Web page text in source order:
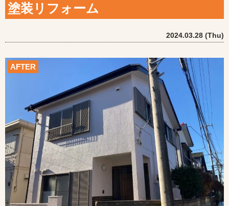
塗装リフォーム
2024.03.28 (Thu)
AFTER